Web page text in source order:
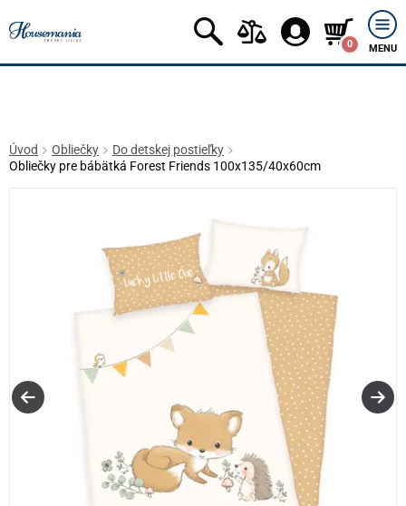
0 MENU
Úvod Obliečky
Do detskej postieľky
Obliečky pre bábätká Forest Friends 100x135/40x60cm